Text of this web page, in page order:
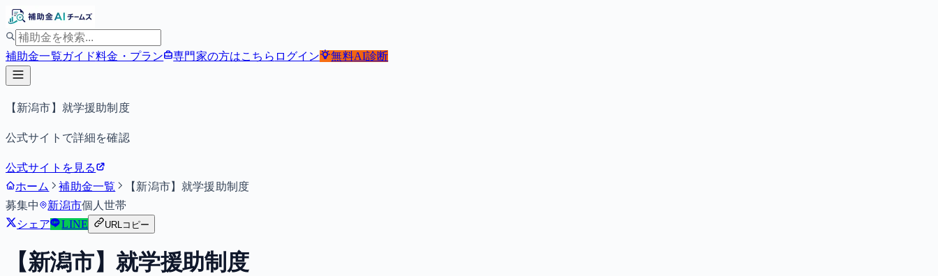
補助金一覧ガイド料金・プラン 専門家の方はこちら ログイン 無料AI診断
【新潟市】就学援助制度
公式サイトで詳細を確認
公式サイトを見る
ホーム
補助金一覧
【新潟市】就学援助制度
募集中
新潟市個人世帯
シェア
LINE URLコピー
【新潟市】就学援助制度